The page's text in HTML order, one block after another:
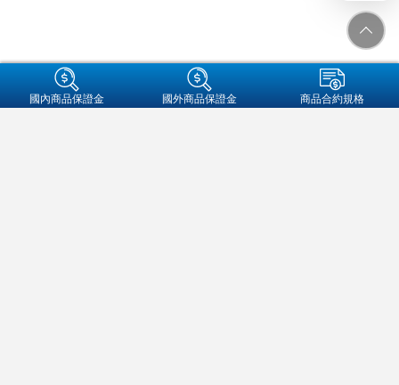
+集團成員
國內商品保證金 國外商品保證金 商品合約規格